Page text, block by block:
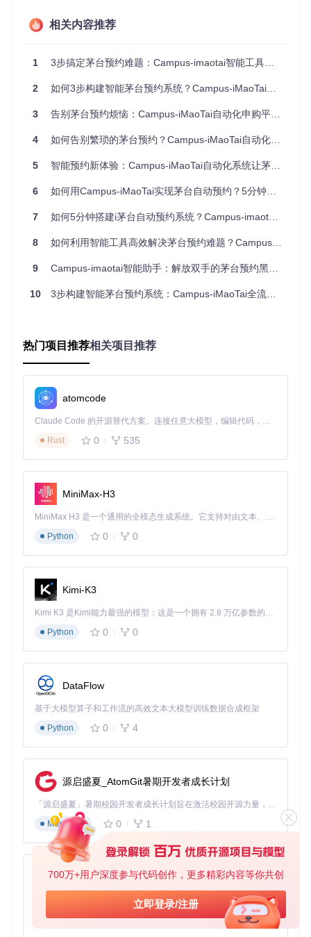
700万+用户深度参与代码创作，更多精彩内容等你共创
立即登录/注册
务器和应用程序，整个过程通常在5分钟内完成。部署完成
后，通过浏览器访问本地服务器即可开始使用。
多用户智能管理系统解析
高效的用户管理是茅台预约的基础，Campus-iMaoTai提供了
系统采用手机号+验证码的双重验证机制，确保账号安全。管
管理现有用户的预约状态
查看每个用户的历史预约记录
批量操作多个用户账号
用户管理模块支持无限级别的用户分组，可根据不同需求创建
智能算法如何提升预约成功率
地理位置分析：根据用户设置的位置信息，优先推荐距离最
实时库存监控：动态跟踪各门店的实时库存情况
用户成功记录：基于用户过往成功预约记录进行个性化推荐
系统会定期自动更新门店数据，确保推荐结果的准确性和时效
性。用户也可以手动调整偏好设置，自定义门店选择策略。
全面的操作监控与数据分析
果，为用户提供全面的数据分析支持。
日志系统主要监控以下维度：
监控类
型
系统状
态
服务器性能、网络连接、AP
I响应
用户活
登录记录、操作行为、偏好
设置
成功率
统计
各门店、各时段的预约成功
率
用户可以通过筛选和搜索功能快速定位关键信息，导出数据进
行深度分析。
系统配置优化指南
合理的系统配置可以显著提升预约成功率和系统稳定性，以下
是核心配置项的优化建议：
相关内容推荐
1 3步搞定茅台预约难题：Campus-imaotai智能工具让抢购效率提升300%
2 如何3步构建智能茅台预约系统？Campus-iMaoTai高效自动化解决方案全解析
3 告别茅台预约烦恼：Campus-iMaoTai自动化申购平台全解析
4 如何告别繁琐的茅台预约？Campus-iMaoTai自动化系统让申购效率提升10倍
5 智能预约新体验：Campus-iMaoTai自动化系统让茅台预约不再难
6 如何用Campus-iMaoTai实现茅台自动预约？5分钟上手的智能抢购神器全指南
7 如何5分钟搭建i茅台自动预约系统？Campus-imaotai智能助手全攻略
8 如何利用智能工具高效解决茅台预约难题？Campus-iMaoTai系统让申购自动化
9 Campus-imaotai智能助手：解放双手的茅台预约黑科技
10 3步构建智能茅台预约系统：Campus-iMaoTai全流程指南
热门项目推荐相关项目推荐
atomcode
Claude Code 的开源替代方案。连接任意大模型，编辑代码，运行命令，自动验证 — 全自动执行。用 Rust 构建，极致性能。 ｜ An open-source alternative to Claude Code. Connect any LLM, edit code, run commands, and verify changes — autonomously. Built in Rust for speed. Get Started
Rust
0 535
MiniMax-H3
MiniMax H3 是一个通用的全模态生成系统。它支持对由文本、图像、视频和音频组成的多模态上下文进行统一理解，并能生成分辨率高达 2K、时长可达 15 秒的带原生立体声音频的视频。得益于面向任务泛化的系统设计，H3 在预训练阶段就已具备广泛的多模态上下文理解与生成能力，能够出色地执行复杂的多模态指令。
Python
0 0
Kimi-K3
Kimi K3 是Kimi能力最强的模型：这是一个拥有 2.8 万亿参数的混合专家（MoE）模型，具备原生视觉理解能力，并支持 100 万 token 的上下文窗口。
Python
0 0
DataFlow
基于大模型算子和工作流的高效文本大模型训练数据合成框架
Python
0 4
源启盛夏_AtomGit暑期开发者成长计划
「源启盛夏」暑期校园开发者成长计划旨在激活校园开源力量，通过积分激励、认证扶持、资源倾斜等形式，引导高校组织和开发者完成「入驻 — 建项目 — 做贡献 — 获认证 — 得资源」的完整闭环。无论你是想带领社团入驻平台的组织者，还是希望用代码贡献证明自己的开发者，都能在这里找到属于你的成长路径。
Markdown
0 1
py-xiaozhi
基于Python的Xiaozhi AI，适用于想要完整Xiaozhi体验而无需拥有专用硬件的用户。
Python
0 1